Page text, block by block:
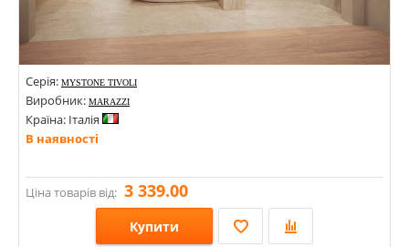
Серія: MYSTONE TIVOLI
Виробник: MARAZZI
Країна: Італія
В наявності
Ціна товарів від: 3 339.00
Купити